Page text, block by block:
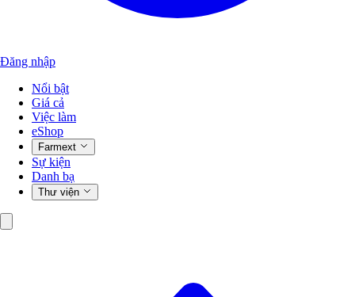
Đăng nhập
Nổi bật
Giá cả
Việc làm
eShop
Farmext
Sự kiện
Danh bạ
Thư viện